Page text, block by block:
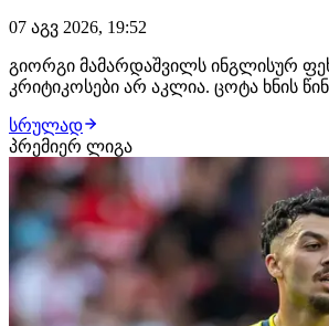
07 აგვ 2026, 19:52
გიორგი მამარდაშვილს ინგლისურ
კრიტიკოსები არ აკლია. ცოტა ხნის
ვეტერანი გოლკიპერი თანხმდება
კარის დარაჯი ლივერპულის
არის. "ჯერ კიდევ არ ვარ
ალისონის…
სრულად
პრემიერ ლიგა